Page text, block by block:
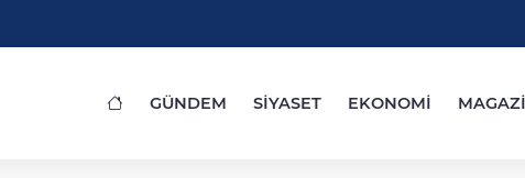
GÜNDEM SİYASET EKONOMİ